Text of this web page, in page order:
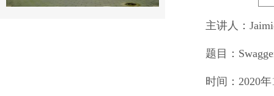
主讲人：
题目：
时间： 2020年